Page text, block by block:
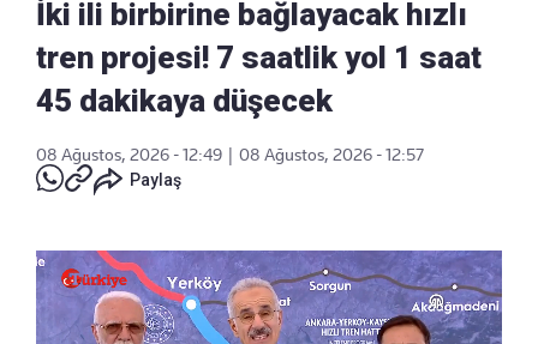
İki ili birbirine bağlayacak hızlı
tren projesi! 7 saatlik yol 1 saat
45 dakikaya düşecek
08 Ağustos, 2026 - 12:49
08 Ağustos, 2026 - 12:57
Paylaş